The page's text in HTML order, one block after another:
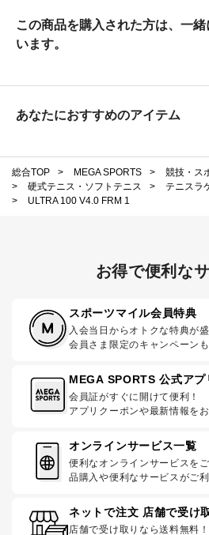
この商品を購入された方は、一
います。
あなたにおすすめのアイテム
総合TOP > MEGA SPORTS >
競技・ス
>
硬式テニス・ソフトテニス > テニスラ
>
ULTRA 100 V4.0 FRM 1
お得で便利な
スポーツマイル会員特典
入会当日からオトクな特典が
会員さま限定のキャンペーン
MEGA SPORTS 公式アプ
会員証がすぐに開けて便利！
アプリクーポンや最新情報を
オンラインサービス一覧
便利なオンラインサービスを
品購入や便利なサービスがご利
ネットで注文 店舗で受け
店舗で受け取りなら送料無料